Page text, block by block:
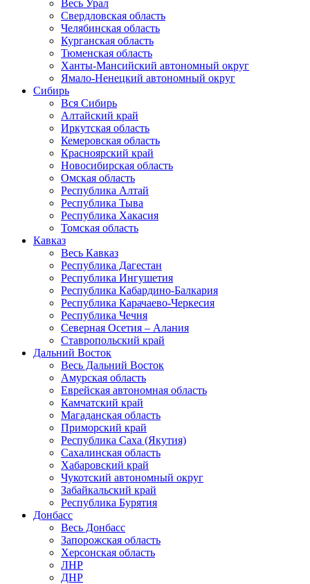
Весь Урал
Свердловская область
Челябинская область
Курганская область
Тюменская область
Ханты-Мансийский автономный округ
Ямало-Ненецкий автономный округ
Сибирь
Вся Сибирь
Алтайский край
Иркутская область
Кемеровская область
Красноярский край
Новосибирская область
Омская область
Республика Алтай
Республика Тыва
Республика Хакасия
Томская область
Кавказ
Весь Кавказ
Республика Дагестан
Республика Ингушетия
Республика Кабардино-Балкария
Республика Карачаево-Черкесия
Республика Чечня
Северная Осетия – Алания
Ставропольский край
Дальний Восток
Весь Дальний Восток
Амурская область
Еврейская автономная область
Камчатский край
Магаданская область
Приморский край
Республика Саха (Якутия)
Сахалинская область
Хабаровский край
Чукотский автономный округ
Забайкальский край
Республика Бурятия
Донбасс
Весь Донбасс
Запорожская область
Херсонская область
ЛНР
ДНР